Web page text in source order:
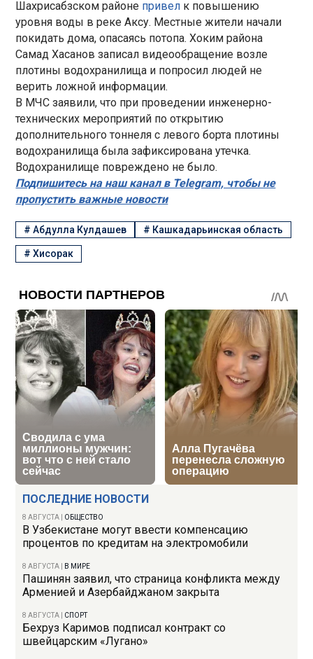
ПОСЛЕДНИЕ НОВОСТИ
8 АВГУСТА ОБЩЕСТВО
В Узбекистане могут ввести компенсацию
процентов по кредитам на электромобили
8 АВГУСТА В МИРЕ
Пашинян заявил, что страница конфликта между
Арменией и Азербайджаном закрыта
8 АВГУСТА СПОРТ
Бехруз Каримов подписал контракт со
швейцарским «Лугано»
Шахрисабзском районе привел к повышению
уровня воды в реке Аксу. Местные жители начали
покидать дома, опасаясь потопа. Хоким района
Самад Хасанов записал видеообращение возле
плотины водохранилища и попросил людей не
верить ложной информации.
В МЧС заявили, что при проведении инженерно-
технических мероприятий по открытию
дополнительного тоннеля с левого борта плотины
водохранилища была зафиксирована утечка.
Водохранилище повреждено не было.
Подпишитесь на наш канал в Telegram, чтобы не
пропустить важные новости
#Абдулла Кулдашев # Кашкадарьинская область
#Хисорак